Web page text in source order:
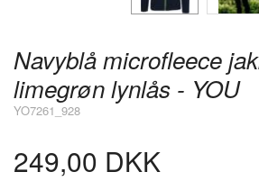
Navyblå microfleece
limegrøn lynlås - YOU
YO7261_928
249,00 DKK